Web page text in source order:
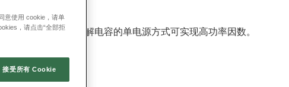
数IC，采用无电解电容的单电源方式可实现高功率因数。
意使用 cookie，请单
，请点击“全部拒
接受所有 Cookie